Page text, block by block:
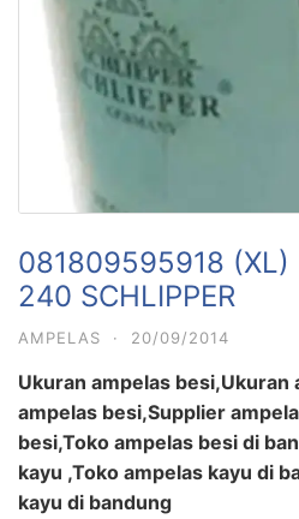
081809595918 (XL)
240 SCHLIPPER
AMPELAS · 20/09/2014
Ukuran ampelas besi,Ukuran
ampelas besi,Supplier
besi,Toko ampelas besi di
kayu ,Toko ampelas kayu di
kayu di bandung